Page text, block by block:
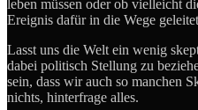
leben müssen oder ob vielleicht
Ereignis dafür in die Wege
Lasst uns die Welt ein wenig
dabei politisch Stellung zu
sein, dass wir auch so manchen
nichts, hinterfrage alles.